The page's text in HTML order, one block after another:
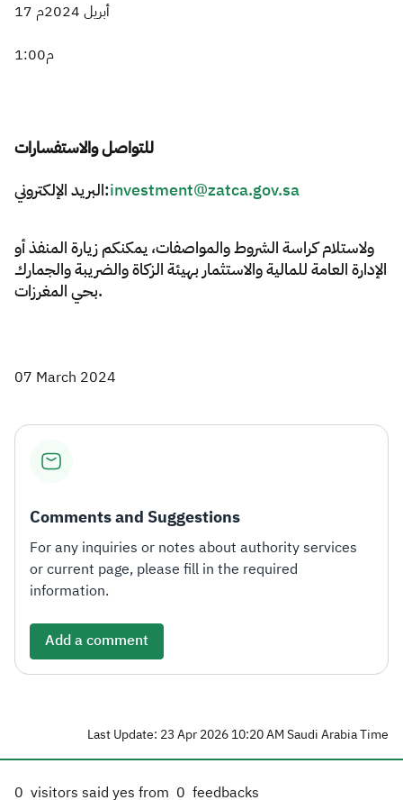
17 أبريل 2024م
للتواصل والاستفسارات
البريد الإلكتروني:investment@zatca.gov.sa
ولاستلام كراسة الشروط والمواصفات، يمكنكم زيارة المنفذ أو
الإدارة العامة للمالية والاستثمار بهيئة الزكاة والضريبة والجمارك
بحي المغرزات.​
07 March 2024
Comments and Suggestions
For any inquiries or notes about authority services
or current page, please fill in the required
information.
Add a comment
Last Update: 23 Apr 2026 10:20 AM Saudi Arabia Time
0 visitors said yes from 0 feedbacks